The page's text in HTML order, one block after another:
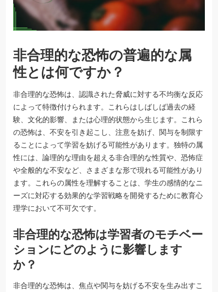
非合理的な恐怖の普遍的な属
性とは何ですか？
非合理的な恐怖は、認識された脅威に対する不均衡な反応
によって特徴付けられます。これらはしばしば過去の経
験、文化的影響、または心理的状態から生じます。これら
の恐怖は、不安を引き起こし、注意を妨げ、関与を制限す
ることによって学習を妨げる可能性があります。独特の属
性には、論理的な理由を超える非合理的な性質や、恐怖症
や全般的な不安など、さまざまな形で現れる可能性があり
ます。これらの属性を理解することは、学生の感情的なニ
ーズに対応する効果的な学習戦略を開発するために教育心
理学において不可欠です。
非合理的な恐怖は学習者のモチベー
ションにどのように影響します
か？
非合理的な恐怖は、焦点や関与を妨げる不安を生み出すこ